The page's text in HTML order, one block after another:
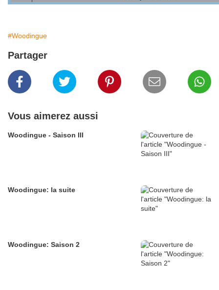
#Woodingue
Partager
Vous aimerez aussi
Woodingue - Saison III
Woodingue: la suite
Woodingue: Saison 2